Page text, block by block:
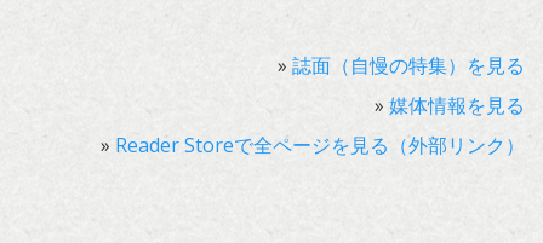
» 誌面（自慢の特集）を見る
» 媒体情報を見る
» Reader Storeで全ページを見る（外部リンク）